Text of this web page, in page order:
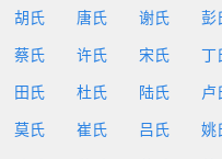
胡氏 唐氏 谢氏 彭
蔡氏 许氏 宋氏 丁
田氏 杜氏 陆氏 卢
莫氏 崔氏 吕氏 姚